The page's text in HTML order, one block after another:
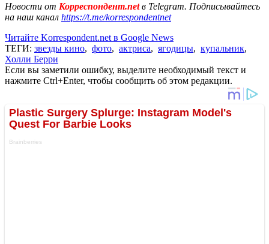
Новости от Корреспондент.netв Telegram. Подписывайтесь
на наш канал https://t.me/korrespondentnet
Читайте Korrespondent.net в Google News
ТЕГИ: звезды кино, фото, актриса, ягодицы, купальник,
Холли Берри
Если вы заметили ошибку, выделите необходимый текст и
нажмите Ctrl+Enter, чтобы сообщить об этом редакции.